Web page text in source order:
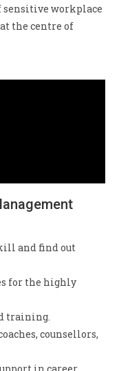
sensitive workplace
the centre of
and find out
for the highly
training.
counsellors,
in career